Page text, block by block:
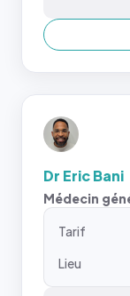
Dr Eric Bani
Médecin
Tarif
Lieu